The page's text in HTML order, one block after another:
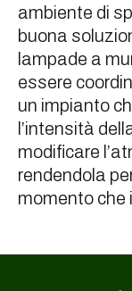
ambiente di
buona
lampade a
essere
un impianto
l’intensità
modificare
rendendola
momento che